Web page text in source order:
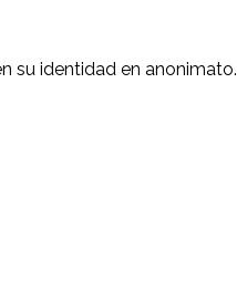
su identidad en anonimato.